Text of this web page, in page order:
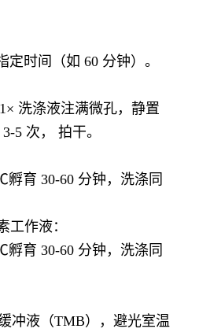
时间（如 60 分钟）。
洗涤液注满微孔，静置
5 次， 拍干。
育 30-60 分钟，洗涤同
工作液：
育 30-60 分钟，洗涤同
冲液（TMB），避光室温